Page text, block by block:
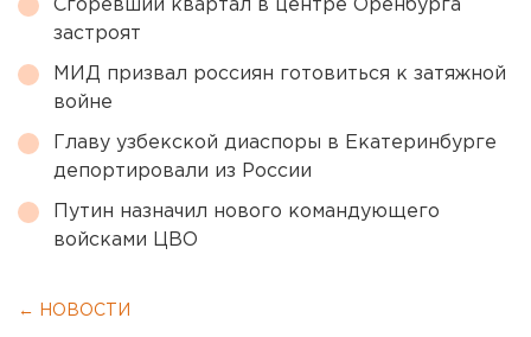
Сгоревший квартал в центре Оренбурга
застроят
МИД призвал россиян готовиться к затяжной
войне
Главу узбекской диаспоры в Екатеринбурге
депортировали из России
Путин назначил нового командующего
войсками ЦВО
← НОВОСТИ